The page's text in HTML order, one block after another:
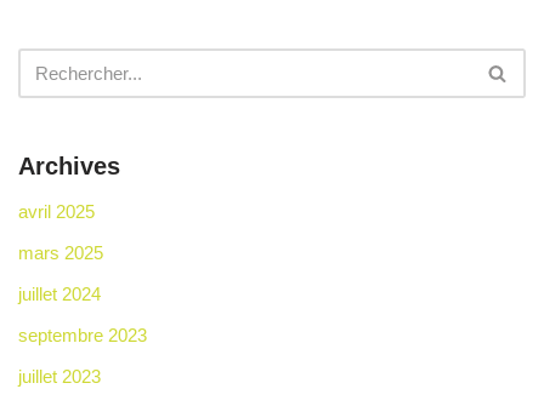
Archives
avril 2025
mars 2025
juillet 2024
septembre 2023
juillet 2023